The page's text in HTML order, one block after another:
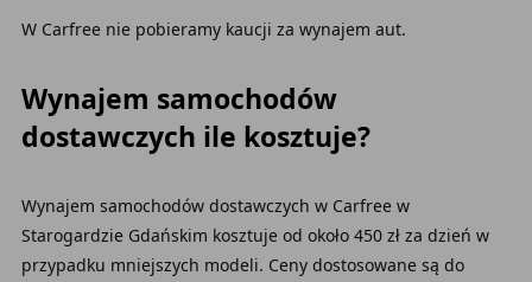
W Carfree nie pobieramy kaucji za wynajem aut.
Wynajem samochodów
dostawczych ile kosztuje?
Wynajem samochodów dostawczych w Carfree w
Starogardzie Gdańskim kosztuje od około 450 zł za dzień w
przypadku mniejszych modeli. Ceny dostosowane są do